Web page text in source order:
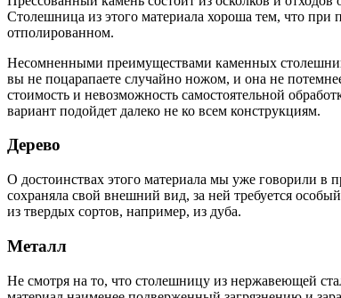
Столешница из этого материала хороша тем, что
отполированном.
Несомненными преимуществами каменных столешниц
вы не поцарапаете случайно ножом, и она не
стоимость и невозможность самостоятельной
вариант подойдет далеко не ко всем конструкциям.
Дерево
О достоинствах этого материала мы уже говорили в
сохраняла свой внешний вид, за ней требуется
из твердых сортов, например, из дуба.
Металл
Не смотря на то, что столешницу из нержавеющей